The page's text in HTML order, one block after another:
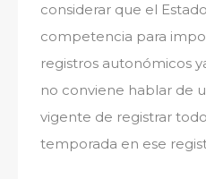
considerar que el
competencia para
registros autonómicos
no conviene hablar de
vigente de registrar
temporada en ese